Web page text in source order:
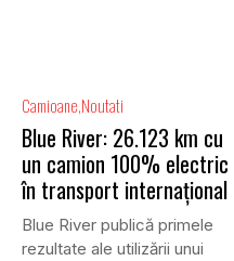
Camioane Noutati
Blue River: 26.123 km cu
un camion 100% electric
în transport internațional
Blue River publică primele
rezultate ale utilizării unui